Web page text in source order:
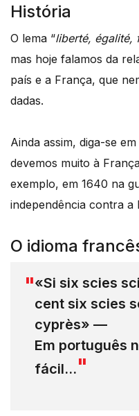
História
O lema “liberté, égalité,
mas hoje falamos da
país e a França, que
dadas.
Ainda assim, diga-se
devemos muito à
exemplo, em 1640 na
independência contra a
O idioma
«Si six scies
cent six scies
cyprès» —
Em português
fácil…